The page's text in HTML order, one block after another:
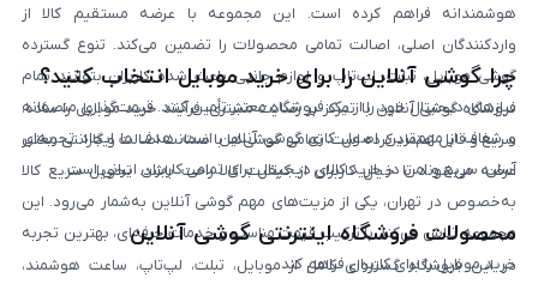
هوشمندانه فراهم کرده است. این مجموعه با عرضه مستقیم کالا از
واردکنندگان اصلی، اصالت تمامی محصولات را تضمین می‌کند. تنوع گسترده
گوشی موبایل، تبلت، لپ‌تاپ و لوازم جانبی باعث شده کاربران بتوانند تمام
نیازهای دیجیتال خود را از یک فروشگاه معتبر تأمین کنند. قیمت‌گذاری منصفانه
و شفاف از مهم‌ترین اصول کاری گوشی آنلاین است. هدف ما ایجاد تجربه‌ای
آسان، سریع و امن در خرید کالای دیجیتال برای تمامی کاربران ایرانی است.
چرا گوشی آنلاین را برای خرید موبایل انتخاب کنید؟
فروشگاه گوشی آنلاین با تمرکز بر رضایت مشتری، فرآیند خرید موبایل را ساده،
سریع و قابل اعتماد کرده است. تمامی گوشی‌ها با ضمانت اصالت و گارانتی معتبر
عرضه می‌شوند تا خیال کاربران از کیفیت کالا راحت باشد. تحویل سریع کالا
به‌خصوص در تهران، یکی از مزیت‌های مهم گوشی آنلاین به‌شمار می‌رود. این
مجموعه تلاش می‌کند با ترکیب قیمت مناسب و خدمات حرفه‌ای، بهترین تجربه
خرید موبایل را برای کاربران فراهم کند.
محصولات فروشگاه اینترنتی گوشی آنلاین
در این فروشگاه گستره‌ای کامل از موبایل، تبلت، لپ‌تاپ، ساعت هوشمند،